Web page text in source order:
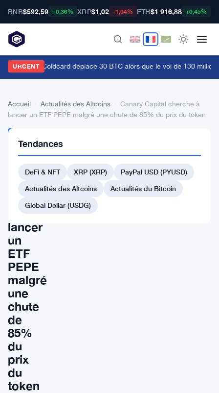
BNB$592,59 +0,36% XRP$1,02 -1,04% ETH$1 916,88 +0,45%
URGENT
hacker de Coldcard déplace 30 BTC alors que le vol de 130
Accueil Actualités des Altcoins
Canary Capital cherche à
lancer un ETF PEPE malgré une chute de 85% du prix du token
DES
ALTCOINS
Canary
Capital
cherche
lancer
un
ETF
PEPE
malgré
une
chute
de
85%
du
prix
du
token
Tendances
DeFi & NFT XRP (XRP)
PayPal USD (PYUSD)
Actualités des Altcoins
Actualités du Bitcoin
Global Dollar (USDG)